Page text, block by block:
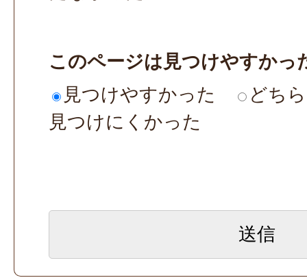
このページは見つけやすかっ
見つけやすかった
どち
見つけにくかった